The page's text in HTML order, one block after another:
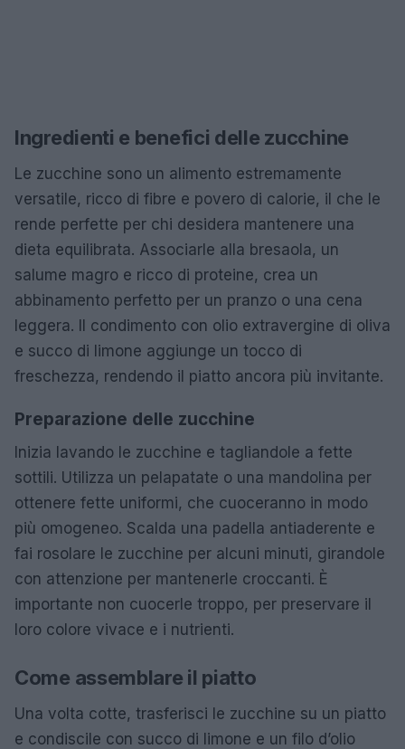
Ingredienti e benefici delle zucchine
Le zucchine sono un alimento estremamente
versatile, ricco di fibre e povero di calorie, il che le
rende perfette per chi desidera mantenere una
dieta equilibrata. Associarle alla bresaola, un
salume magro e ricco di proteine, crea un
abbinamento perfetto per un pranzo o una cena
leggera. Il condimento con olio extravergine di oliva
e succo di limone aggiunge un tocco di
freschezza, rendendo il piatto ancora più invitante.
Preparazione delle zucchine
Inizia lavando le zucchine e tagliandole a fette
sottili. Utilizza un pelapatate o una mandolina per
ottenere fette uniformi, che cuoceranno in modo
più omogeneo. Scalda una padella antiaderente e
fai rosolare le zucchine per alcuni minuti, girandole
con attenzione per mantenerle croccanti. È
importante non cuocerle troppo, per preservare il
loro colore vivace e i nutrienti.
Come assemblare il piatto
Una volta cotte, trasferisci le zucchine su un piatto
e condiscile con succo di limone e un filo d’olio